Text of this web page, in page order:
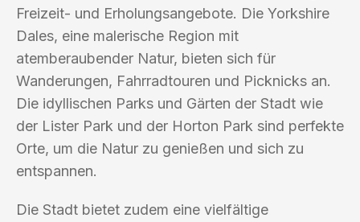
Freizeit- und Erholungsangebote. Die Yorkshire
Dales, eine malerische Region mit
atemberaubender Natur, bieten sich für
Wanderungen, Fahrradtouren und Picknicks an.
Die idyllischen Parks und Gärten der Stadt wie
der Lister Park und der Horton Park sind perfekte
Orte, um die Natur zu genießen und sich zu
entspannen.
Die Stadt bietet zudem eine vielfältige